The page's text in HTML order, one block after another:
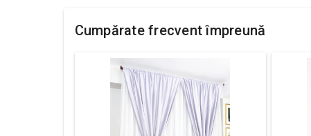
Cumpărate frecvent împreună